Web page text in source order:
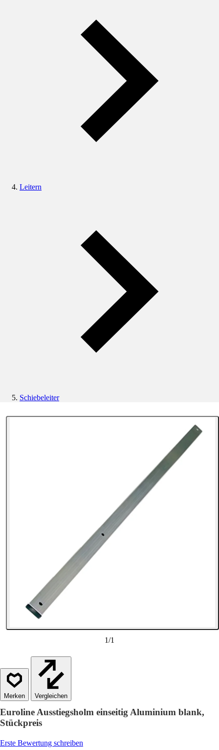
Leitern
Schiebeleiter
1/1
Vergleichen
Euroline Ausstiegsholm einseitig Aluminium blank,
Stückpreis
Erste Bewertung schreiben